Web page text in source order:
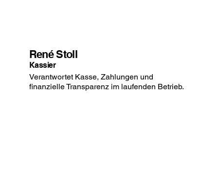
René Stoll
Kassier
Verantwortet Kasse, Zahlungen und
finanzielle Transparenz im laufenden Betrieb.